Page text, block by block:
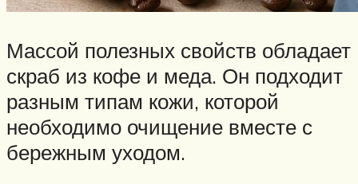
Массой полезных свойств обладает
скраб из кофе и меда. Он подходит
разным типам кожи, которой
необходимо очищение вместе с
бережным уходом.